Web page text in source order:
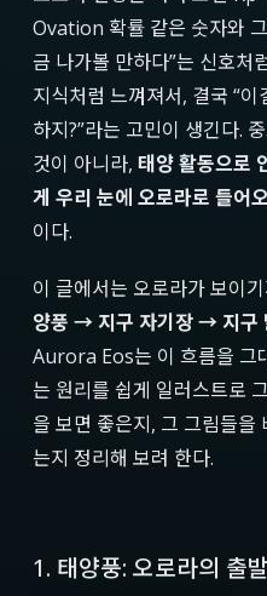
Ovation 확률 같은 숫자와
금 나가볼 만하다”는 신호처
지식처럼 느껴져서, 결국 “
하지?”라는 고민이 생긴다.
것이 아니라, 태양 활동으로
게 우리 눈에 오로라로 들어
이다.
이 글에서는 오로라가 보이
양풍 → 지구 자기장 → 지구
Aurora Eos는 이 흐름을 그
는 원리를 쉽게 일러스트로
을 보면 좋은지, 그 그림들을
는지 정리해 보려 한다.
1. 태양풍: 오로라의 출